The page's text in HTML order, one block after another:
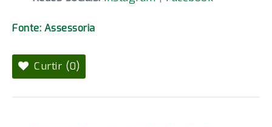
Fonte: Assessoria
Curtir (0)